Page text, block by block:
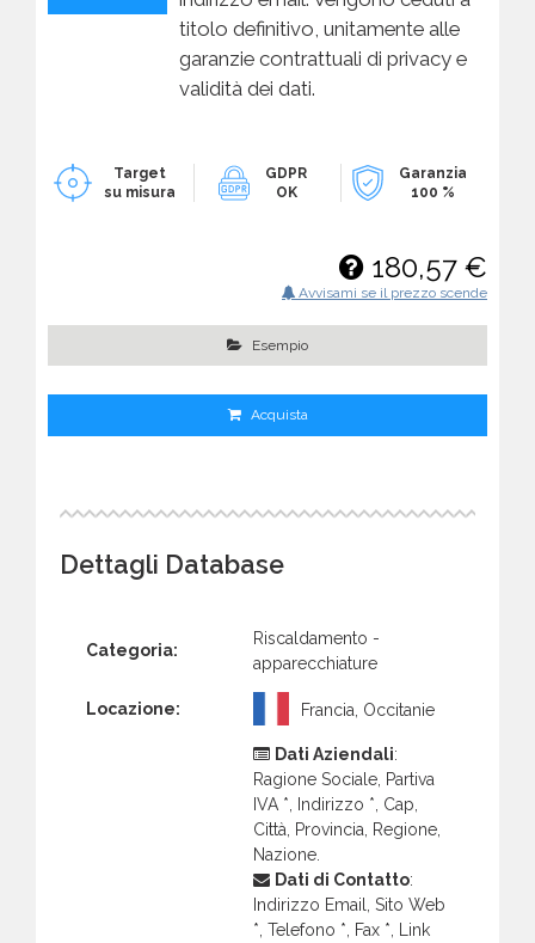
titolo definitivo, unitamente alle
garanzie contrattuali di privacy e
validità dei dati.
Target
su misura
GDPR
OK
Garanzia
100 %
180,57 €
Avvisami se il prezzo scende
Esempio
Acquista
Dettagli Database
Categoria:
Riscaldamento -
apparecchiature
Locazione: Francia, Occitanie
Dati Aziendali:
Ragione Sociale, Partiva
IVA *, Indirizzo *, Cap,
Città, Provincia, Regione,
Nazione.
Dati di Contatto:
Indirizzo Email, Sito Web
*, Telefono *, Fax *, Link